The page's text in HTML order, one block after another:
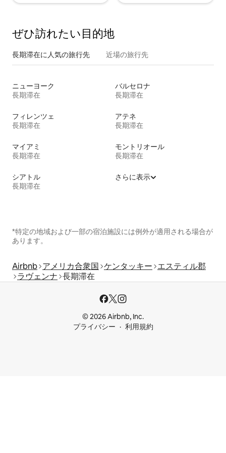
ぜひ訪⁠れ⁠た⁠い目⁠的⁠地
長期滞在に人気の旅行先 近場の旅行先
ニューヨーク
長期滞在
バルセロナ
長期滞在
フィレンツェ
長期滞在
アテネ
長期滞在
マイアミ
長期滞在
モントリオール
長期滞在
シアトル
長期滞在
さらに表示
*特定の地域および一部の宿泊施設には例外が適用される場合が
あります。
Airbnb アメリカ合衆国 ケンタッキー エスティル郡
ラヴェンナ 長期滞在
© 2026 Airbnb, Inc.
プライバシー
利用規約